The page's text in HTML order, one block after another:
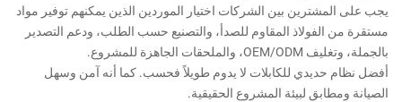
يجب على المشترين بين الشركات اختيار الموردين الذين يمكنهم توفير مواد
مستقرة من الفولاذ المقاوم للصدأ، والتصنيع حسب الطلب، ودعم التصدير
بالجملة، وتغليف OEM/ODM، والملحقات الجاهزة للمشروع.
أفضل نظام حديدي للكابلات لا يدوم طويلاً فحسب. كما أنه آمن وسهل
الصيانة ومطابق لبيئة المشروع الحقيقية.